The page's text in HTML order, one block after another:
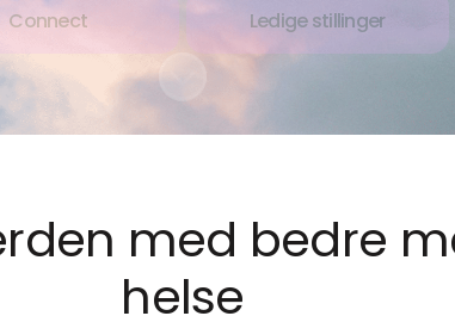
Connect
Ledige stillinger
Bla til innholdet
med bedre
helse